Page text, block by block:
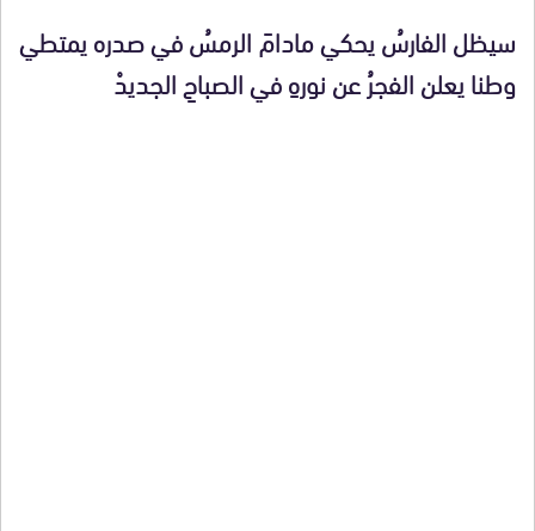
سيظل الفارسُ يحكي مادامَ الرمسُ في صدره يمتطي
وطنايعلن الفجرُ عن نورهِ في الصباحِ الجديدْ